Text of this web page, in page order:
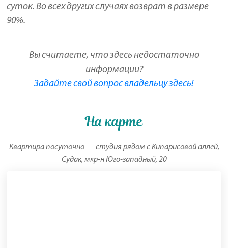
суток. Во всех других случаях возврат в размере
90%.
Вы считаете, что здесь недостаточно
информации?
Задайте свой вопрос владельцу здесь!
На карте
Квартира посуточно — студия рядом с Кипарисовой аллей,
Судак, мкр-н Юго-западный, 20